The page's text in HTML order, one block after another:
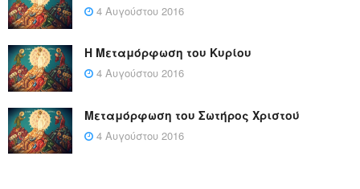
4 Αυγούστου 2016
Η Μεταμόρφωση του Κυρίου
4 Αυγούστου 2016
Μεταμόρφωση του Σωτήρος Χριστού
4 Αυγούστου 2016